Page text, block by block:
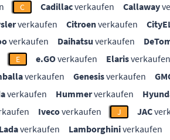
C Cadillacverkaufen Callaway
verkaufen Citroenverkaufen
verkaufen Daihatsu verkaufen
E e.GOverkaufen Elarisverkaufen
verkaufen Genesisverkaufen
verkaufen Hummerverkaufen
Ivecoverkaufen J JAC
Ladaverkaufen Lamborghiniverkaufen